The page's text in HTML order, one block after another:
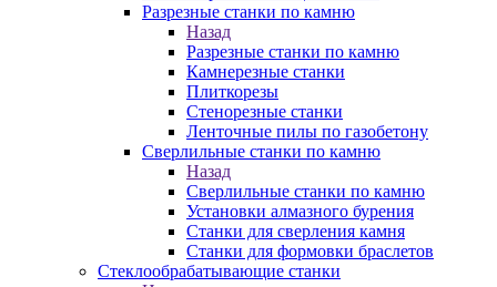
Разрезные станки по камню
Назад
Разрезные станки по камню
Камнерезные станки
Плиткорезы
Стенорезные станки
Ленточные пилы по газобетону
Сверлильные станки по камню
Назад
Сверлильные станки по камню
Установки алмазного бурения
Станки для сверления камня
Станки для формовки браслетов
Стеклообрабатывающие станки